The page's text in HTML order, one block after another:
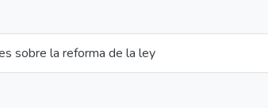
sobre la reforma de la ley